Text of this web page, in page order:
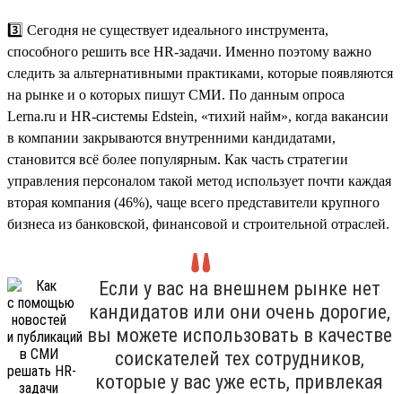
3️⃣ Сегодня не существует идеального инструмента,
способного решить все HR-задачи. Именно поэтому важно
следить за альтернативными практиками, которые появляются
на рынке и о которых пишут СМИ. По данным опроса
Lerna.ru и HR-системы Edstein, «тихий найм», когда вакансии
в компании закрываются внутренними кандидатами,
становится всё более популярным. Как часть стратегии
управления персоналом такой метод использует почти каждая
вторая компания (46%), чаще всего представители крупного
бизнеса из банковской, финансовой и строительной отраслей.
Если у вас на внешнем рынке нет
кандидатов или они очень дорогие,
вы можете использовать в качестве
соискателей тех сотрудников,
которые у вас уже есть, привлекая